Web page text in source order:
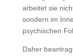
arbeitet sie
sondern im
psychischen
Daher